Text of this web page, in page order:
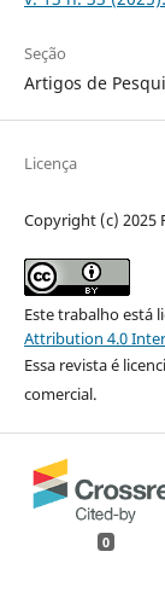
Seção
Artigos de
Licença
Copyright (c) 2025
Este trabalho está
Attribution 4.0
Essa revista é
comercial.
0